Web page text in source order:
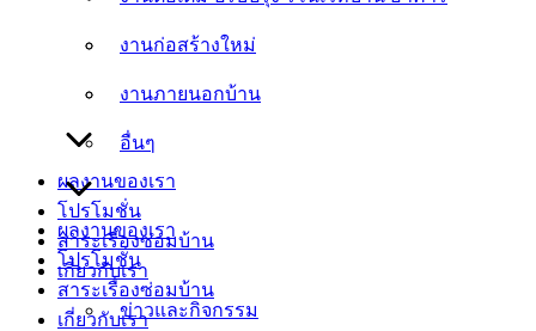
งานก่อสร้างใหม่
งานภายนอกบ้าน
อื่นๆ
ผลงานของเรา
โปรโมชั่น
สาระเรื่องซ่อมบ้าน
เกี่ยวกับเรา
งานภายนอกบ้าน
อื่นๆ
ผลงานของเรา
โปรโมชั่น
สาระเรื่องซ่อมบ้าน
เกี่ยวกับเรา
ข่าวและกิจกรรม